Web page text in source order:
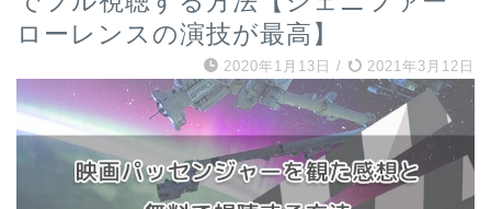
ローレンスの演技が最高】
2020年1月13日 / 2021年3月12日